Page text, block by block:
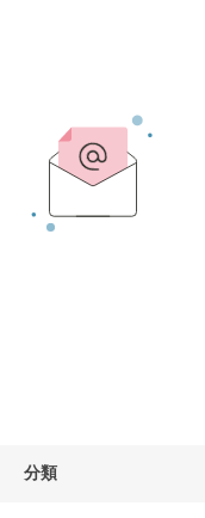
分類